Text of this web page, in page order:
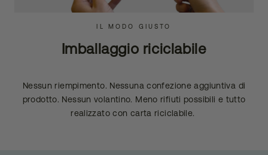
IL MODO GIUSTO
Imballaggio riciclabile
Nessun riempimento. Nessuna confezione aggiuntiva di
prodotto. Nessun volantino. Meno rifiuti possibili e tutto
realizzato con carta riciclabile.